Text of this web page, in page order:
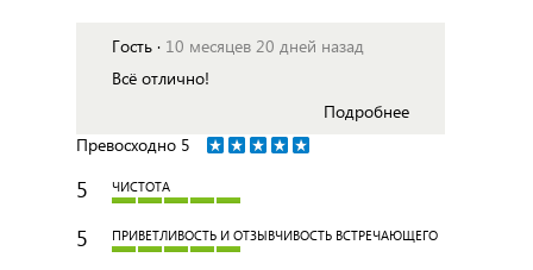
Гость · 10 месяцев 20 дней назад
Всё отлично!
Подробнее
Превосходно 5
5 ЧИСТОТА
5 ПРИВЕТЛИВОСТЬ И ОТЗЫВЧИВОСТЬ ВСТРЕЧАЮЩЕГО